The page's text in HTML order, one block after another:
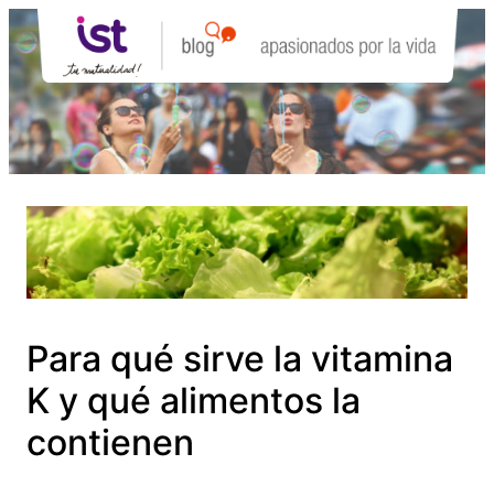
Saltar
al
contenido
Para qué sirve la vitamina
K y qué alimentos la
contienen